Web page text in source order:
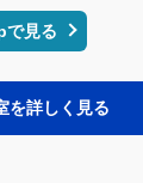
見る
を詳しく見る